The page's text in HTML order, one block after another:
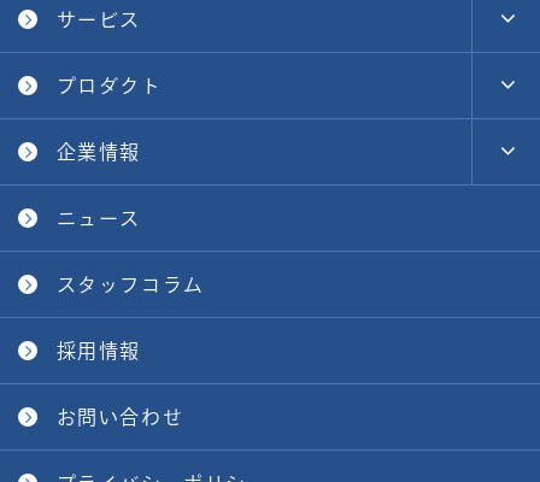
サービス
プロダクト
企業情報
ニュース
スタッフコラム
採用情報
お問い合わせ